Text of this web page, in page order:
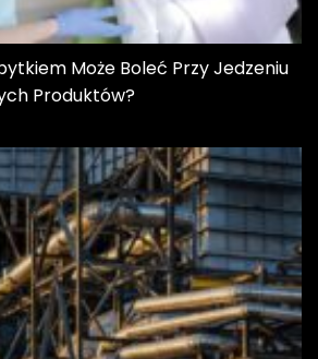
Może Boleć Przy Jedzeniu
Produktów?